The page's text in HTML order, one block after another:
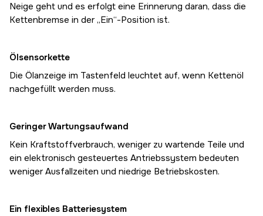
Neige geht und es erfolgt eine Erinnerung daran, dass die
Kettenbremse in der „Ein“-Position ist.
Ölsensorkette
Die Ölanzeige im Tastenfeld leuchtet auf, wenn Kettenöl
nachgefüllt werden muss.
Geringer Wartungsaufwand
Kein Kraftstoffverbrauch, weniger zu wartende Teile und
ein elektronisch gesteuertes Antriebssystem bedeuten
weniger Ausfallzeiten und niedrige Betriebskosten.
Ein flexibles Batteriesystem